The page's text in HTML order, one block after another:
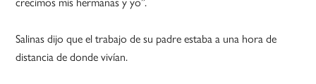
Salinas dijo que el trabajo de su padre estaba a una hora de
distancia de donde vivían.